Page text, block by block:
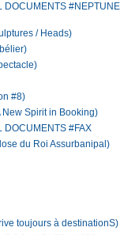
DOCUMENTS #NEPTUNE
/ Heads)
#8)
New Spirit in Booking)
DOCUMENTS #FAX
du Roi Assurbanipal)
toujours à destinationS)